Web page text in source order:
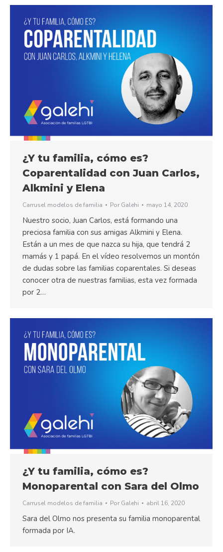
¿Y tu familia, cómo es?
Coparentalidad con Juan Carlos,
Alkmini y Elena
Carrusel modelos de familia Por Galehi mayo 14, 2020
Nuestro socio, Juan Carlos, está formando una
preciosa familia con sus amigas Alkmini y Elena.
Están a un mes de que nazca su hija, que tendrá 2
mamás y 1 papá. En el vídeo resolvemos un montón
de dudas sobre las familias coparentales. Si deseas
conocer otra de nuestras familias, esta vez formada
por 2…
¿Y tu familia, cómo es?
Monoparental con Sara del Olmo
Carrusel modelos de familia Por Galehi abril 16, 2020
Sara del Olmo nos presenta su familia monoparental
formada por IA.